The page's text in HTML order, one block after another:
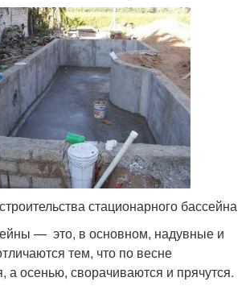
стационарного бассейна
— это, в основном, надувные и
тем, что по весне
а осенью, сворачиваются и прячутся.